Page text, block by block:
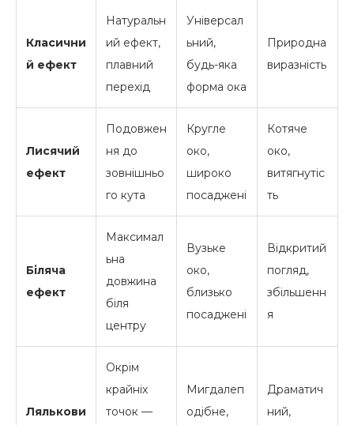
Класични
й ефект
Натуральн
ий ефект,
плавний
перехід
Універсал
ьний,
будь-яка
форма ока
Природна
виразність
Лисячий
ефект
Подовжен
ня до
зовнішньо
го кута
Кругле
око,
широко
посаджені
Котяче
око,
витягнутіс
ть
Біляча
ефект
Максимал
ьна
довжина
біля
центру
Вузьке
око,
близько
посаджені
Відкритий
погляд,
збільшенн
я
Лялькови
Окрім
крайніх
точок —
Мигдалеп
одібне,
Драматич
ний,